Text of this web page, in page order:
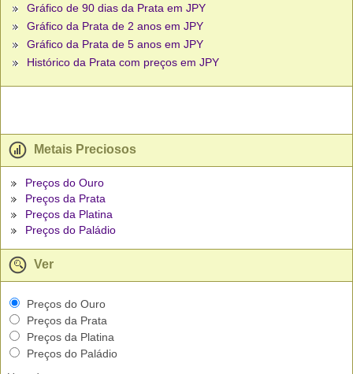
Gráfico de 90 dias da Prata em JPY
Gráfico da Prata de 2 anos em JPY
Gráfico da Prata de 5 anos em JPY
Histórico da Prata com preços em JPY
Metais Preciosos
Preços do Ouro
Preços da Prata
Preços da Platina
Preços do Paládio
Ver
Preços do Ouro
Preços da Prata
Preços da Platina
Preços do Paládio